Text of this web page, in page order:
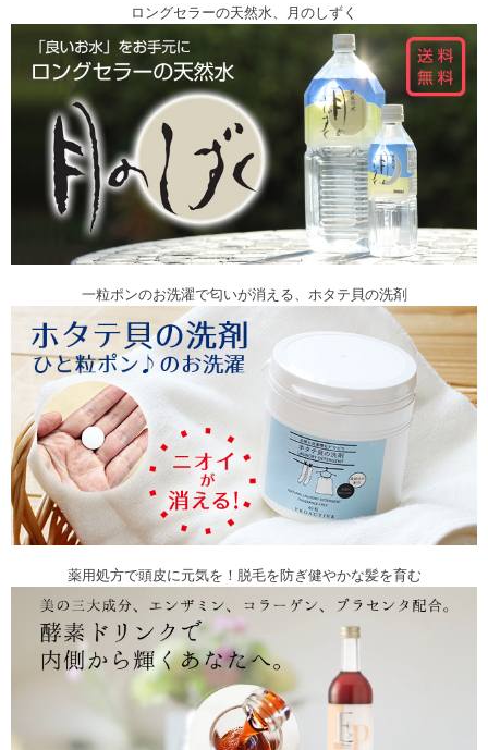
ロングセラーの天然水、月のしずく
一粒ポンのお洗濯で匂いが消える、ホタテ貝の洗剤
薬用処方で頭皮に元気を！脱毛を防ぎ健やかな髪を育む